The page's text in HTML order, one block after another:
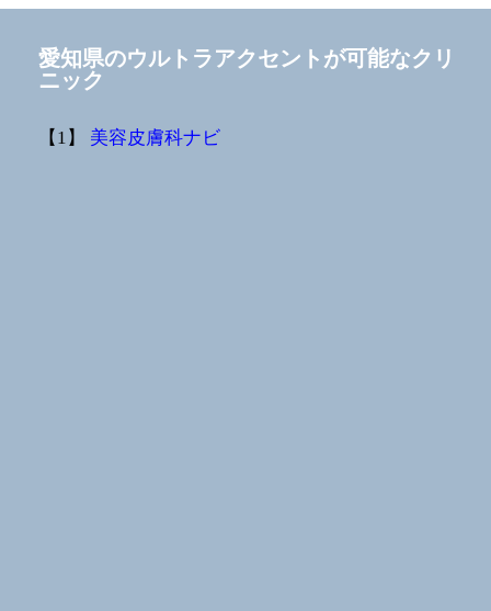
愛知県のウルトラアクセントが可能なクリ
ニック
【1】 美容皮膚科ナビ